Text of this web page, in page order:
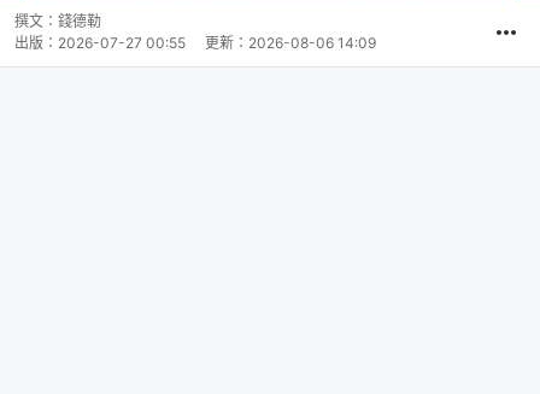
撰文： 錢德勒
出版： 2026-07-27 00:55 更新： 2026-08-06 14:09